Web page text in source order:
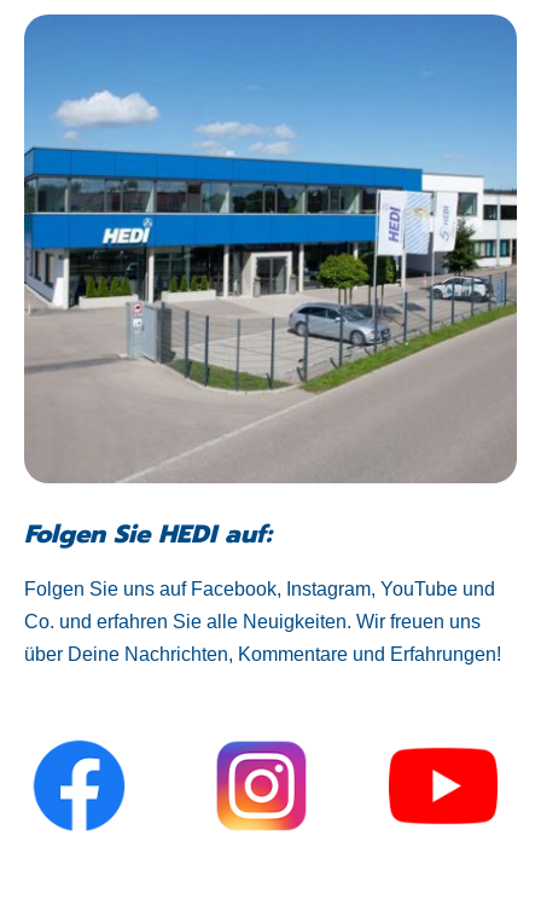
Folgen Sie HEDI auf:
Folgen Sie uns auf Facebook, Instagram, YouTube und
Co. und erfahren Sie alle Neuigkeiten. Wir freuen uns
über Deine Nachrichten, Kommentare und Erfahrungen!